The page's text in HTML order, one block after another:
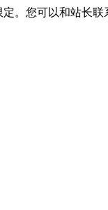
定。您可以和站长联